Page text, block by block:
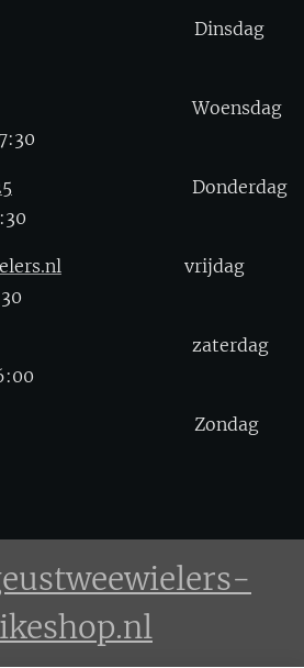
Donderdag
vrijdag